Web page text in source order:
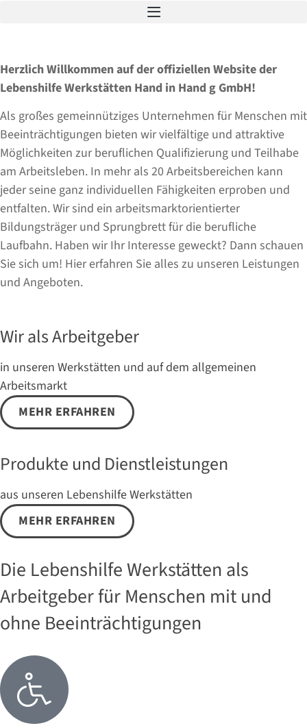
Herzlich Willkommen auf der offiziellen Website der
Lebenshilfe Werkstätten Hand in Hand g GmbH!
Als großes gemeinnütziges Unternehmen für Menschen mit
Beeinträchtigungen bieten wir vielfältige und attraktive
Möglichkeiten zur beruflichen Qualifizierung und Teilhabe
am Arbeitsleben. In mehr als 20 Arbeitsbereichen kann
jeder seine ganz individuellen Fähigkeiten erproben und
entfalten. Wir sind ein arbeitsmarktorientierter
Bildungsträger und Sprungbrett für die berufliche
Laufbahn. Haben wir Ihr Interesse geweckt? Dann schauen
Sie sich um! Hier erfahren Sie alles zu unseren Leistungen
und Angeboten.
Wir als Arbeitgeber
in unseren Werkstätten und auf dem allgemeinen
Arbeitsmarkt
MEHR ERFAHREN
Produkte und Dienstleistungen
aus unseren Lebenshilfe Werkstätten
MEHR ERFAHREN
Die Lebenshilfe Werkstätten als
Arbeitgeber für Menschen mit und
ohne Beeinträchtigungen